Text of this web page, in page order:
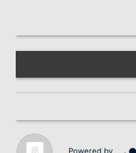
Powered by